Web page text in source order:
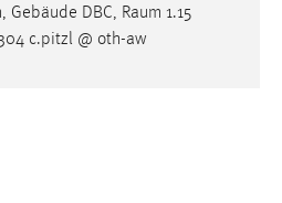
DBC, Raum 1.15
c.pitzl @ oth-aw